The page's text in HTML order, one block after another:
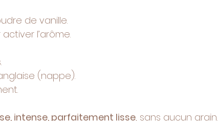
de vanille.
l’arôme.
(nappe).
intense, parfaitement lisse, sans aucun grain.